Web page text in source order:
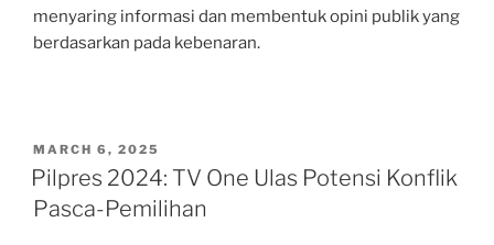
menyaring informasi dan membentuk opini publik yang
berdasarkan pada kebenaran.
POSTED
ON
MARCH 6, 2025
Pilpres 2024: TV One Ulas Potensi Konflik
Pasca-Pemilihan